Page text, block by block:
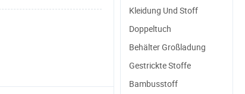
Kleidung Und Stoff
Doppeltuch
Behälter Großladung
Gestrickte Stoffe
Bambusstoff